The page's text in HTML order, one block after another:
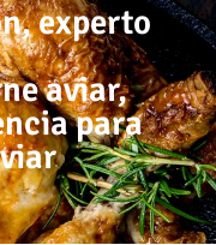
experto
aviar,
para